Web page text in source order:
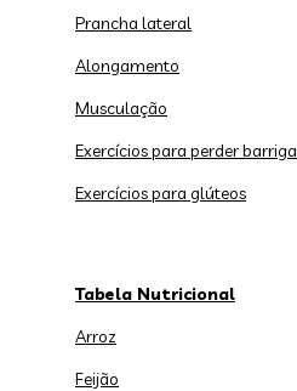
Prancha lateral
Alongamento
Musculação
Exercícios para perder barriga
Exercícios para glúteos
Tabela Nutricional
Arroz
Feijão